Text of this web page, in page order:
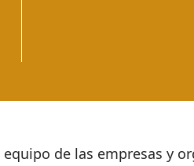
de las empresas y